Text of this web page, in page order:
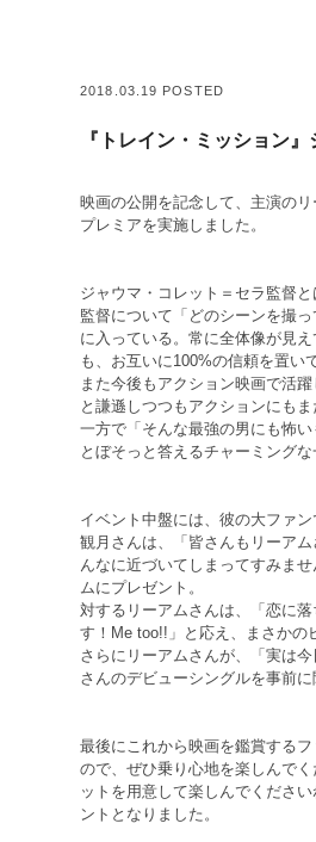
2018.03.19 POSTED
『トレイン・ミッション
映画の公開を記念して、主演の
プレミアを実施しました。
ジャウマ・コレット＝セラ監督
監督について「どのシーンを撮
に入っている。常に全体像が見
も、お互いに100%の信頼を置い
また今後もアクション映画で活
と謙遜しつつもアクションにも
一方で「そんな最強の男にも怖
とぼそっと答えるチャーミングな
イベント中盤には、彼の大ファ
観月さんは、「皆さんもリーア
んなに近づいてしまってすみま
ムにプレゼント。
対するリーアムさんは、「恋に
す！Me too!!」と応え、まさかの
さらにリーアムさんが、「実は
さんのデビューシングルを事前
最後にこれから映画を鑑賞する
ので、ぜひ乗り心地を楽しんで
ットを用意して楽しんでくださ
ントとなりました。